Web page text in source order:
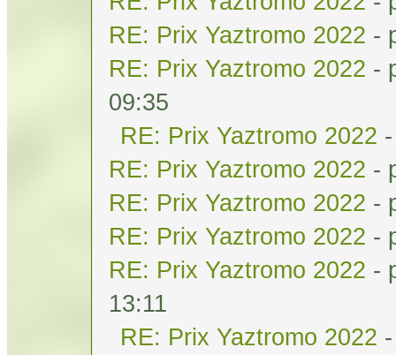
RE: Prix Yaztromo 2022 -
RE: Prix Yaztromo 2022 -
09:35
RE: Prix Yaztromo 2022
RE: Prix Yaztromo 2022 -
RE: Prix Yaztromo 2022 -
RE: Prix Yaztromo 2022 -
RE: Prix Yaztromo 2022 -
13:11
RE: Prix Yaztromo 2022